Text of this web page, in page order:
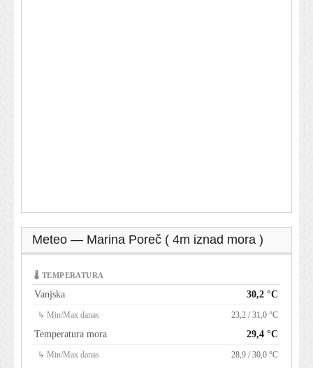
Meteo — Marina Poreč ( 4m iznad mora )
🌡 TEMPERATURA
Vanjska 30,2 °C
↳ Min/Max danas 23,2 / 31,0 °C
Temperatura mora 29,4 °C
↳ Min/Max danas 28,9 / 30,0 °C